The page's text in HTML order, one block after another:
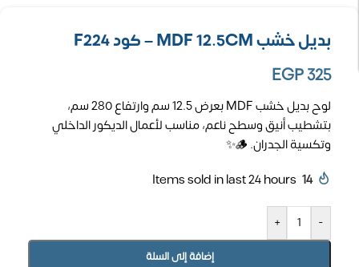
بديل خشب MDF 12.5CM – كود F224
EGP325
لوح بديل خشب MDF بعرض 12.5 سم وارتفاع 280 سم،
بتشطيب أنيق وسطح ناعم، مناسب لأعمال الديكور الداخلي
وتكسية الجدران. 🪵✨
14
Items sold in last 24 hours
-
+
إضافة إلى السلة